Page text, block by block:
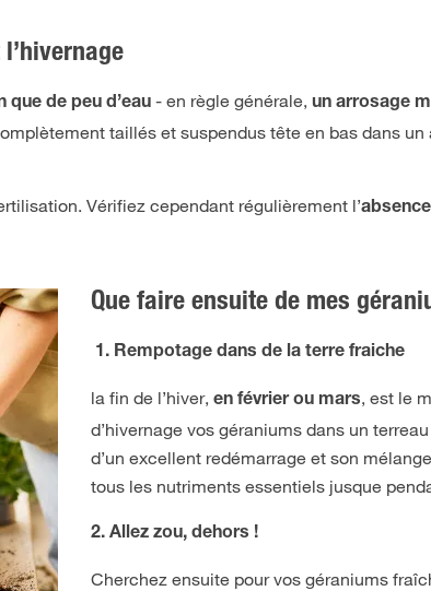
que de peu d’eau - en règle générale, un arrosage
taillés et suspendus tête en bas dans
Vérifiez cependant régulièrement l’
Que faire ensuite de mes
1. Rempotage dans de la terre fraiche
la fin de l’hiver, en février ou mars, est le
d’hivernage vos géraniums dans un
d’un excellent redémarrage et son
tous les nutriments essentiels jusque
2. Allez zou, dehors !
Cherchez ensuite pour vos géraniums